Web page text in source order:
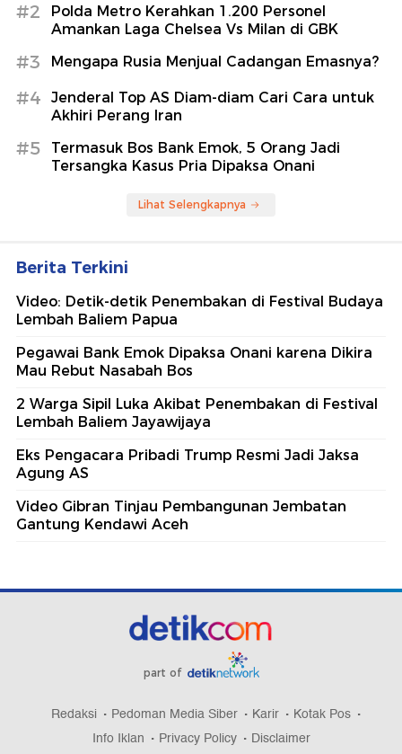
#2
Polda Metro Kerahkan 1.200 Personel
Amankan Laga Chelsea Vs Milan di GBK
#3 Mengapa Rusia Menjual Cadangan Emasnya?
#4
Jenderal Top AS Diam-diam Cari Cara untuk
Akhiri Perang Iran
#5
Termasuk Bos Bank Emok, 5 Orang Jadi
Tersangka Kasus Pria Dipaksa Onani
Lihat Selengkapnya
Berita Terkini
Video: Detik-detik Penembakan di Festival Budaya
Lembah Baliem Papua
Pegawai Bank Emok Dipaksa Onani karena Dikira
Mau Rebut Nasabah Bos
2 Warga Sipil Luka Akibat Penembakan di Festival
Lembah Baliem Jayawijaya
Eks Pengacara Pribadi Trump Resmi Jadi Jaksa
Agung AS
Video Gibran Tinjau Pembangunan Jembatan
Gantung Kendawi Aceh
part of
Redaksi Pedoman Media Siber Karir
Kotak Pos
Info Iklan
Privacy Policy Disclaimer